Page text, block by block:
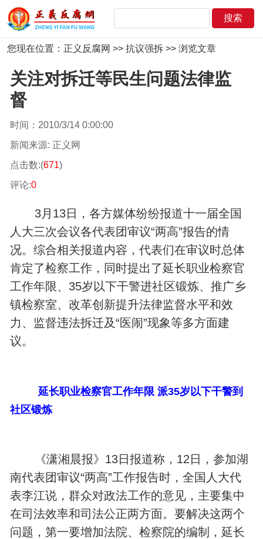
您现在位置： 正义反腐网 >> 抗议强拆>> 浏览文章
关注对拆迁等民生问题法律监
督
时间：2010/3/14 0:00:00
新闻来源: 正义网
点击数:(671)
评论:0
3月13日，各方媒体纷纷报道十一届全国
人大三次会议各代表团审议“两高”报告的情
况。综合相关报道内容，代表们在审议时总体
肯定了检察工作，同时提出了延长职业检察官
工作年限、35岁以下干警进社区锻炼、推广乡
镇检察室、改革创新提升法律监督水平和效
力、监督违法拆迁及“医闹”现象等多方面建
议。
延长职业检察官工作年限 派35岁以下干警到
社区锻炼
《潇湘晨报》13日报道称，12日，参加湖
南代表团审议“两高”工作报告时，全国人大代
表李江说，群众对政法工作的意见，主要集中
在司法效率和司法公正两方面。要解决这两个
问题，第一要增加法院、检察院的编制，延长